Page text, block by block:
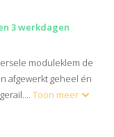
3 werkdagen
moduleklem de
afgewerkt geheel én
Toon meer